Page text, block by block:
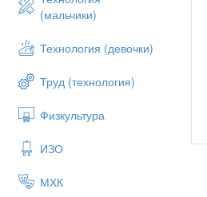
(мальчики)
Технология (девочки)
Труд (технология)
Физкультура
ИЗО
МХК